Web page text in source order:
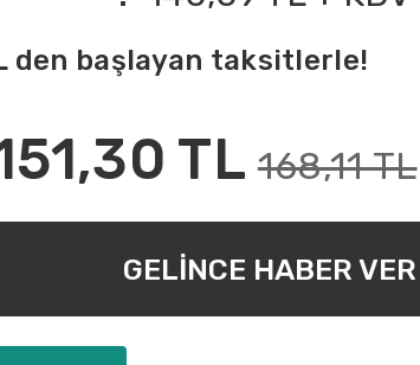
den başlayan taksitlerle!
TL 168,11 TL
GELİNCE HABER VER